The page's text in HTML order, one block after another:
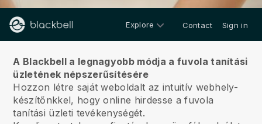
Explore Contact Sign in
A Blackbell a legnagyobb módja a fuvola tanítási
üzletének népszerűsítésére
Hozzon létre saját weboldalt az intuitív webhely-
készítőnkkel, hogy online hirdesse a fuvola
tanítási üzleti tevékenységét.